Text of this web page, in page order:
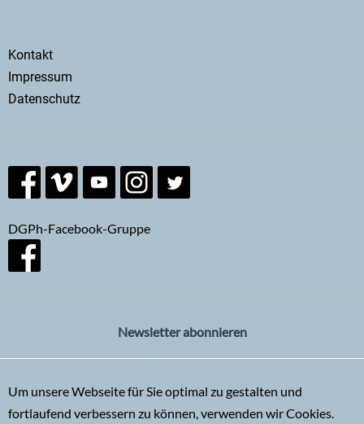
Secondary
menu
Kontakt
Impressum
Datenschutz
DGPh-Facebook-Gruppe
Newsletter abonnieren
Um unsere Webseite für Sie optimal zu gestalten und
fortlaufend verbessern zu können, verwenden wir Cookies.